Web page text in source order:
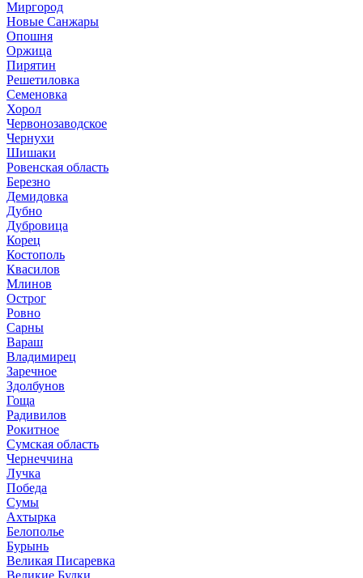
Миргород
Новые Санжары
Опошня
Оржица
Пирятин
Решетиловка
Семеновка
Хорол
Червонозаводское
Чернухи
Шишаки
Ровенская область
Березно
Демидовка
Дубно
Дубровица
Корец
Костополь
Квасилов
Млинов
Острог
Ровно
Сарны
Вараш
Владимирец
Заречное
Здолбунов
Гоща
Радивилов
Рокитное
Сумская область
Чернеччина
Лучка
Победа
Сумы
Ахтырка
Белополье
Бурынь
Великая Писаревка
Великие Будки